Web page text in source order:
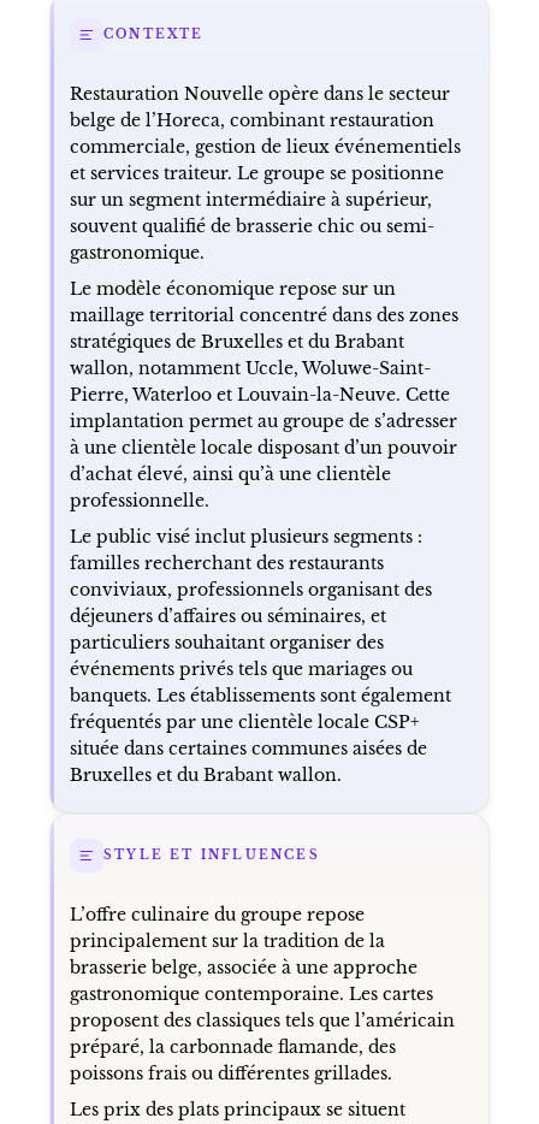
CONTEXTE
Restauration Nouvelle opère dans le secteur
belge de l’Horeca, combinant restauration
commerciale, gestion de lieux événementiels
et services traiteur. Le groupe se positionne
sur un segment intermédiaire à supérieur,
souvent qualifié de brasserie chic ou semi-
gastronomique.
Le modèle économique repose sur un
maillage territorial concentré dans des zones
stratégiques de Bruxelles et du Brabant
wallon, notamment Uccle, Woluwe-Saint-
Pierre, Waterloo et Louvain-la-Neuve. Cette
implantation permet au groupe de s’adresser
à une clientèle locale disposant d’un pouvoir
d’achat élevé, ainsi qu’à une clientèle
professionnelle.
Le public visé inclut plusieurs segments :
familles recherchant des restaurants
conviviaux, professionnels organisant des
déjeuners d’affaires ou séminaires, et
particuliers souhaitant organiser des
événements privés tels que mariages ou
banquets. Les établissements sont également
fréquentés par une clientèle locale CSP+
située dans certaines communes aisées de
Bruxelles et du Brabant wallon.
STYLE ET INFLUENCES
L’offre culinaire du groupe repose
principalement sur la tradition de la
brasserie belge, associée à une approche
gastronomique contemporaine. Les cartes
proposent des classiques tels que l’américain
préparé, la carbonnade flamande, des
poissons frais ou différentes grillades.
Les prix des plats principaux se situent